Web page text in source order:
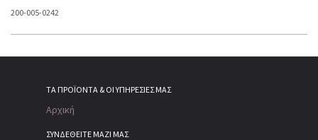
200-005-0242
ΤΑ ΠΡΟΪΌΝΤΑ & ΟΙ ΥΠΗΡΕΣΊΕΣ ΜΑΣ
Αρχική
ΣΥΝΔΕΘΕΙΤΕ ΜΑΖΙ ΜΑΣ